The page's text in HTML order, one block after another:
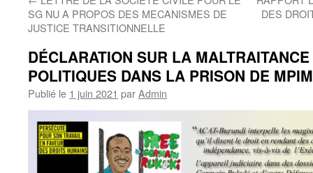
SG NU A PROPOS DES MECANISMES DE
JUSTICE TRANSITIONNELLE
DES
DÉCLARATION SUR LA
POLITIQUES DANS LA PRISON DE
Publié le 1 juin 2021 parAdmin